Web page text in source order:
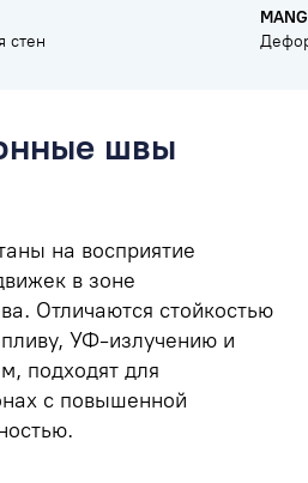
стен
швы
на восприятие
в зоне
Отличаются стойкостью
УФ-излучению и
подходят для
с повышенной